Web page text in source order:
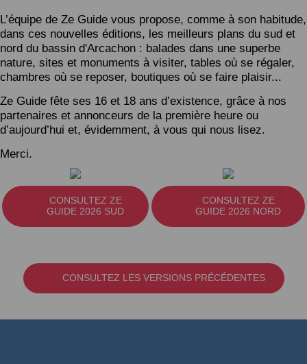
L’équipe de Ze Guide vous propose, comme à son habitude,
dans ces nouvelles éditions, les meilleurs plans du sud et
nord du bassin d'Arcachon : balades dans une superbe
nature, sites et monuments à visiter, tables où se régaler,
chambres où se reposer, boutiques où se faire plaisir...
Ze Guide fête ses 16 et 18 ans d’existence, grâce à nos
partenaires et annonceurs de la première heure ou
d’aujourd’hui et, évidemment, à vous qui nous lisez.
Merci.
CONSULTEZ ZE
GUIDE 2026 SUD
CONSULTEZ ZE
GUIDE 2026 NORD
CONSULTEZ LES VERSIONS PRÉCÉDENTES